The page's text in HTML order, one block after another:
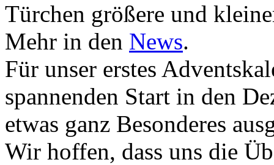
Türchen größere und
Mehr in den News.
Für unser erstes
spannenden Start in den
etwas ganz Besonderes
Wir hoffen, dass uns die